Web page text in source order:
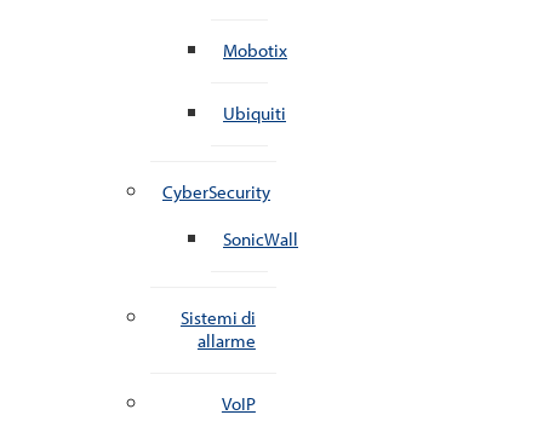
Mobotix
Ubiquiti
CyberSecurity
SonicWall
Sistemi di
allarme
VoIP